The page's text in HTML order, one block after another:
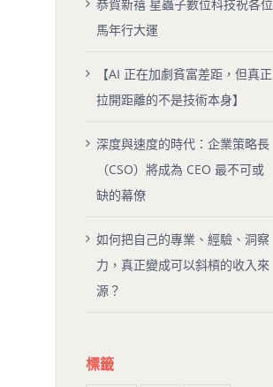
恭賀新禧 星蟲子數位科技祝各位
馬年行大運
【AI 正在加劇貧富差距，但真正
拉開距離的不是技術本身】
深度與速度的時代：企業策略長
（CSO）將成為 CEO 最不可或
缺的幕僚
如何把自己的專業、經驗、洞察
力，真正變成可以斜槓的收入來
源？
標籤